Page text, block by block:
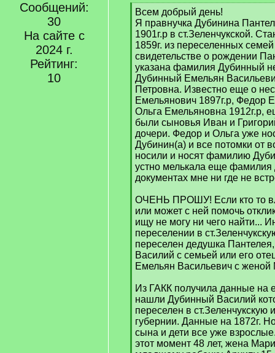
Сообщений:
30
На сайте с
2024 г.
Рейтинг:
10
[
q
]
Всем добрый день!
Я правнучка Дубинина
1901г.р в ст.Зеленчукской.
1859г. из переселенных
свидетельстве о рождении
указана фамилия Дубинный
Дубинный Емельян
Петровна. Известно еще о
Емельянович 1897г.р, Федор
Ольга Емельяновна 1912г.р,
были сыновья Иван и
дочери. Федор и Ольга уже
Дубинин(а) и все потомки от
носили и носят фамилию
устно мелькала еще фамилия
документах мне ни где не
ОЧЕНЬ ПРОШУ! Если кто то
или может с ней помочь
ищу не могу ни чего найти...
переселении в
переселен дедушка
Василий с семьей или его
Емельян Васильевич с
Из ГАКК получила данные на
нашли Дубинный Василий
переселен в ст.Зеленчукскую
губернии. Данные на 1872г.
сына и дети все уже
этот момент 48 лет, жена